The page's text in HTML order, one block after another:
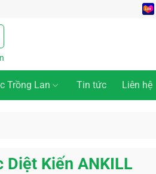
Trồng Lan Tin tức Liên hệ
Diệt Kiến ANKILL